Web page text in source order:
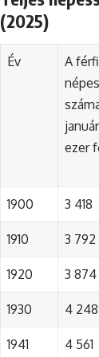
(2025)
Év
A férfi
január
ezer
1900 3 418
1910 3 792
1920 3 874
1930 4 248
1941 4 561